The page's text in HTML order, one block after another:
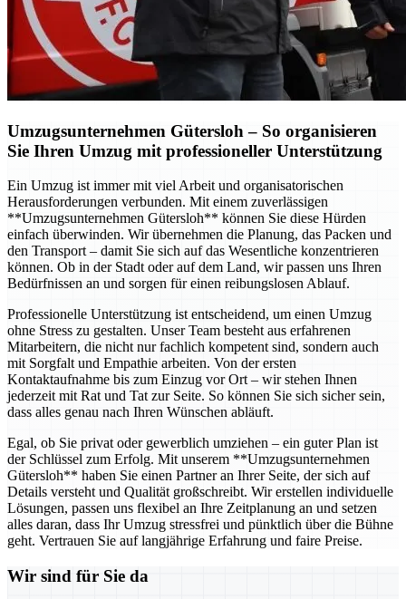
Umzugsunternehmen Gütersloh – So organisieren
Sie Ihren Umzug mit professioneller Unterstützung
Ein Umzug ist immer mit viel Arbeit und organisatorischen
Herausforderungen verbunden. Mit einem zuverlässigen
**Umzugsunternehmen Gütersloh** können Sie diese Hürden
einfach überwinden. Wir übernehmen die Planung, das Packen und
den Transport – damit Sie sich auf das Wesentliche konzentrieren
können. Ob in der Stadt oder auf dem Land, wir passen uns Ihren
Bedürfnissen an und sorgen für einen reibungslosen Ablauf.
Professionelle Unterstützung ist entscheidend, um einen Umzug
ohne Stress zu gestalten. Unser Team besteht aus erfahrenen
Mitarbeitern, die nicht nur fachlich kompetent sind, sondern auch
mit Sorgfalt und Empathie arbeiten. Von der ersten
Kontaktaufnahme bis zum Einzug vor Ort – wir stehen Ihnen
jederzeit mit Rat und Tat zur Seite. So können Sie sich sicher sein,
dass alles genau nach Ihren Wünschen abläuft.
Egal, ob Sie privat oder gewerblich umziehen – ein guter Plan ist
der Schlüssel zum Erfolg. Mit unserem **Umzugsunternehmen
Gütersloh** haben Sie einen Partner an Ihrer Seite, der sich auf
Details versteht und Qualität großschreibt. Wir erstellen individuelle
Lösungen, passen uns flexibel an Ihre Zeitplanung an und setzen
alles daran, dass Ihr Umzug stressfrei und pünktlich über die Bühne
geht. Vertrauen Sie auf langjährige Erfahrung und faire Preise.
Wir sind für Sie da